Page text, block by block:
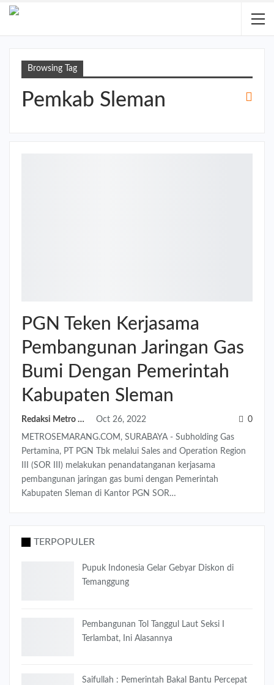
Browsing Tag
Pemkab Sleman
PGN Teken Kerjasama
Pembangunan Jaringan Gas
Bumi Dengan Pemerintah
Kabupaten Sleman
Redaksi Metro Semarang Oct 26, 2022 0
METROSEMARANG.COM, SURABAYA - Subholding Gas
Pertamina, PT PGN Tbk melalui Sales and Operation Region
III (SOR III) melakukan penandatanganan kerjasama
pembangunan jaringan gas bumi dengan Pemerintah
Kabupaten Sleman di Kantor PGN SOR…
TERPOPULER
Pupuk Indonesia Gelar Gebyar Diskon di
Temanggung
Pembangunan Tol Tanggul Laut Seksi I
Terlambat, Ini Alasannya
Saifullah : Pemerintah Bakal Bantu Percepat